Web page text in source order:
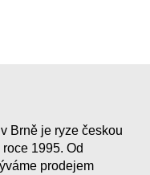
Brně je ryze českou
1995. Od
prodejem